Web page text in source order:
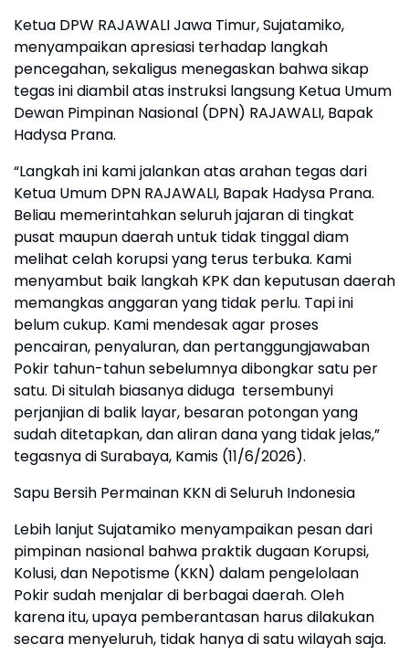
Ketua DPW RAJAWALI Jawa Timur, Sujatamiko,
menyampaikan apresiasi terhadap langkah
pencegahan, sekaligus menegaskan bahwa sikap
tegas ini diambil atas instruksi langsung Ketua Umum
Dewan Pimpinan Nasional (DPN) RAJAWALI, Bapak
Hadysa Prana.
“Langkah ini kami jalankan atas arahan tegas dari
Ketua Umum DPN RAJAWALI, Bapak Hadysa Prana.
Beliau memerintahkan seluruh jajaran di tingkat
pusat maupun daerah untuk tidak tinggal diam
melihat celah korupsi yang terus terbuka. Kami
menyambut baik langkah KPK dan keputusan daerah
memangkas anggaran yang tidak perlu. Tapi ini
belum cukup. Kami mendesak agar proses
pencairan, penyaluran, dan pertanggungjawaban
Pokir tahun-tahun sebelumnya dibongkar satu per
satu. Di situlah biasanya diduga tersembunyi
perjanjian di balik layar, besaran potongan yang
sudah ditetapkan, dan aliran dana yang tidak jelas,”
tegasnya di Surabaya, Kamis (11/6/2026).
Sapu Bersih Permainan KKN di Seluruh Indonesia
Lebih lanjut Sujatamiko menyampaikan pesan dari
pimpinan nasional bahwa praktik dugaan Korupsi,
Kolusi, dan Nepotisme (KKN) dalam pengelolaan
Pokir sudah menjalar di berbagai daerah. Oleh
karena itu, upaya pemberantasan harus dilakukan
secara menyeluruh, tidak hanya di satu wilayah saja.